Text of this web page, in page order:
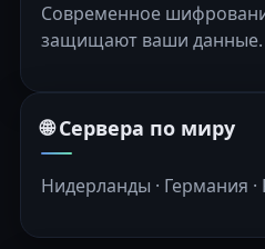
Современное
защищают ваши данные.
🌐 Сервера по миру
Нидерланды · Германия ·